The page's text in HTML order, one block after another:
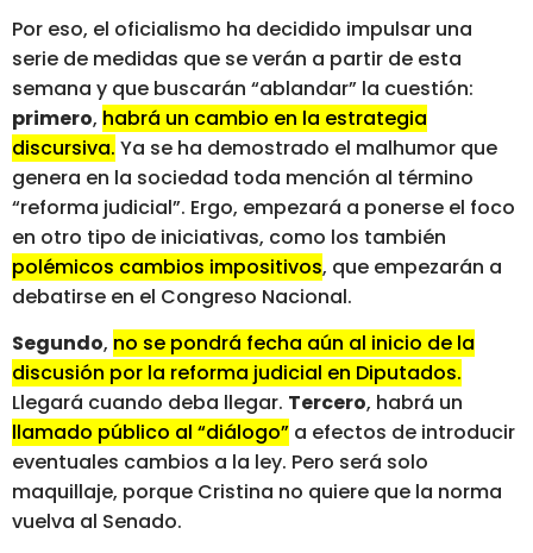
Por eso, el oficialismo ha decidido impulsar una
serie de medidas que se verán a partir de esta
semana y que buscarán “ablandar” la cuestión:
primero, habrá un cambio en la estrategia
discursiva. Ya se ha demostrado el malhumor que
genera en la sociedad toda mención al término
“reforma judicial”. Ergo, empezará a ponerse el foco
en otro tipo de iniciativas, como los también
polémicos cambios impositivos, que empezarán a
debatirse en el Congreso Nacional.
Segundo, no se pondrá fecha aún al inicio de la
discusión por la reforma judicial en Diputados.
Llegará cuando deba llegar. Tercero, habrá un
llamado público al “diálogo” a efectos de introducir
eventuales cambios a la ley. Pero será solo
maquillaje, porque Cristina no quiere que la norma
vuelva al Senado.